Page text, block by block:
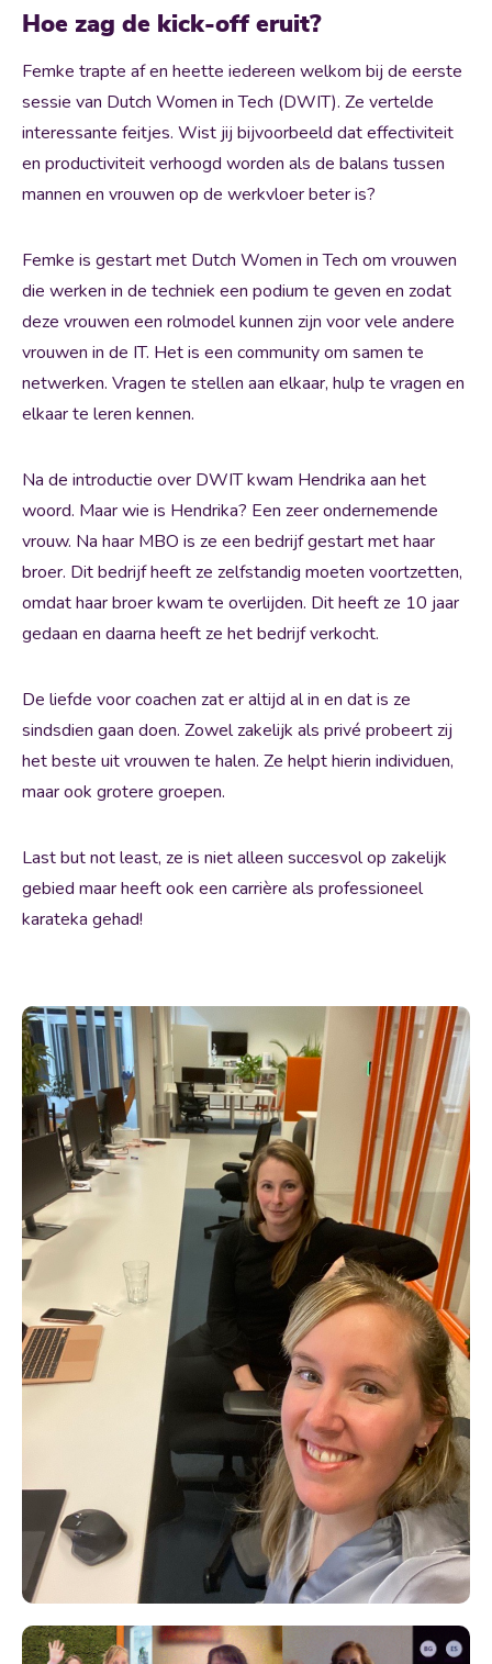
Hoe zag de kick-off eruit?
Femke trapte af en heette iedereen welkom bij de eerste
sessie van Dutch Women in Tech (DWIT). Ze vertelde
interessante feitjes. Wist jij bijvoorbeeld dat effectiviteit
en productiviteit verhoogd worden als de balans tussen
mannen en vrouwen op de werkvloer beter is?
Femke is gestart met Dutch Women in Tech om vrouwen
die werken in de techniek een podium te geven en zodat
deze vrouwen een rolmodel kunnen zijn voor vele andere
vrouwen in de IT. Het is een community om samen te
netwerken. Vragen te stellen aan elkaar, hulp te vragen en
elkaar te leren kennen.
Na de introductie over DWIT kwam Hendrika aan het
woord. Maar wie is Hendrika? Een zeer ondernemende
vrouw. Na haar MBO is ze een bedrijf gestart met haar
broer. Dit bedrijf heeft ze zelfstandig moeten voortzetten,
omdat haar broer kwam te overlijden. Dit heeft ze 10 jaar
gedaan en daarna heeft ze het bedrijf verkocht.
De liefde voor coachen zat er altijd al in en dat is ze
sindsdien gaan doen. Zowel zakelijk als privé probeert zij
het beste uit vrouwen te halen. Ze helpt hierin individuen,
maar ook grotere groepen.
Last but not least, ze is niet alleen succesvol op zakelijk
gebied maar heeft ook een carrière als professioneel
karateka gehad!